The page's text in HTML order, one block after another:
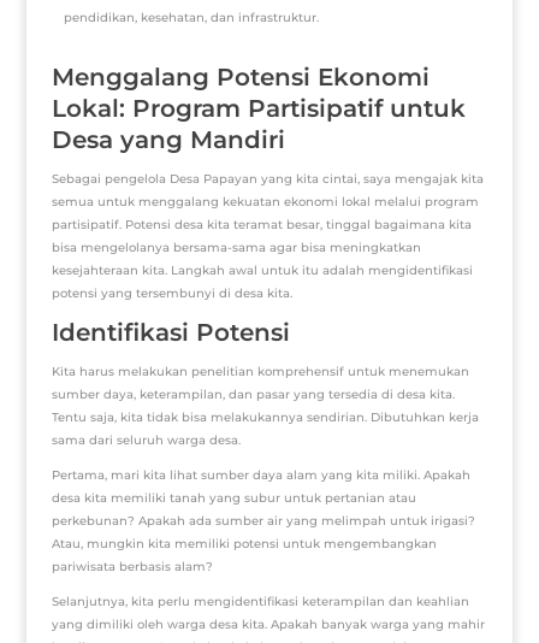
pendidikan, kesehatan, dan infrastruktur.
Menggalang Potensi Ekonomi
Lokal: Program Partisipatif untuk
Desa yang Mandiri
Sebagai pengelola Desa Papayan yang kita cintai, saya mengajak kita
semua untuk menggalang kekuatan ekonomi lokal melalui program
partisipatif. Potensi desa kita teramat besar, tinggal bagaimana kita
bisa mengelolanya bersama-sama agar bisa meningkatkan
kesejahteraan kita. Langkah awal untuk itu adalah mengidentifikasi
potensi yang tersembunyi di desa kita.
Identifikasi Potensi
Kita harus melakukan penelitian komprehensif untuk menemukan
sumber daya, keterampilan, dan pasar yang tersedia di desa kita.
Tentu saja, kita tidak bisa melakukannya sendirian. Dibutuhkan kerja
sama dari seluruh warga desa.
Pertama, mari kita lihat sumber daya alam yang kita miliki. Apakah
desa kita memiliki tanah yang subur untuk pertanian atau
perkebunan? Apakah ada sumber air yang melimpah untuk irigasi?
Atau, mungkin kita memiliki potensi untuk mengembangkan
pariwisata berbasis alam?
Selanjutnya, kita perlu mengidentifikasi keterampilan dan keahlian
yang dimiliki oleh warga desa kita. Apakah banyak warga yang mahir